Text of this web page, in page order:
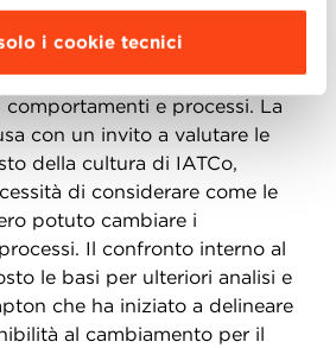
i cookie tecnici
cliente, il modo di vendere la
del consiglio di
e processi. La
con un invito a valutare le
della cultura di IATCo,
di considerare come le
potuto cambiare i
Il confronto interno al
le basi per ulteriori analisi e
che ha iniziato a delineare
al cambiamento per il